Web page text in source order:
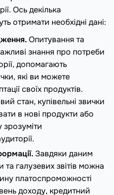
Ось декілька
отримати необхідні дані:
Опитування та
знання про потреби
допомагають
які ви можете
своїх продуктів.
стан, купівельні звички
в нові продукти або
зрозуміти
Завдяки даним
та галузевих звітів можна
платоспроможності
доходу, кредитний